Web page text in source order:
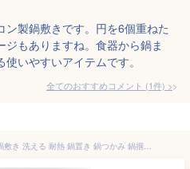
製鍋敷きです。円を6個重ねた
もありますね。食器から鍋ま
いやすいアイテムです。
全てのおすすめコメント (1件) >
送料無料 3点セット シリコン 鍋敷き 洗える 耐熱 鍋置き 鍋つかみ 鍋掴み ミトン コースター 滑り止め 防水 撥水 保温性 保温 ランチョンマット おしゃれ かわいい キッチン キッチン用品 キッチングッズ お手入れ 簡単 シンプル シンプルデザイン 四角型